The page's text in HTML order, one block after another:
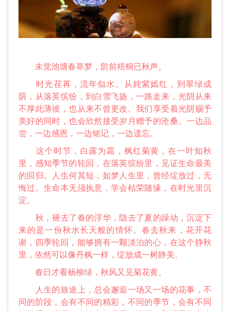
未觉池塘春草梦，阶前梧桐已秋声。
时光荏苒，流年似水。从姹紫嫣红，到翠绿成
荫，从落英缤纷，到白雪飞扬，一路走来，光阴从来
不厚此薄彼，也从来不曾更改。我们享受着光阴赐予
美好的同时，也会欣然接受岁月赠予的沧桑。一边品
尝，一边感恩，一边铭记，一边遗忘。
这个时节，白露为霜，枫红菊黄，在一叶知秋
里，感知季节的轮回，在落英缤纷里，见证生命最美
的回归。人生何其短，如梦人生里，曾经绽放过，无
悔过。生命本无须执意，学会枯荣随缘，在时光里沉
淀。
秋，褪去了春的浮华，隐去了夏的躁动，沉淀下
来的是一份秋水长天般的情怀。春去秋来，花开花
谢，四季轮回，能够拥有一颗淡泊的心，在这个静秋
里，依然可以像丹枫一样，绽放成一树静美。
春日才看杨柳绿，秋风又见菊花黄。
人生的旅途上，总会邂逅一场又一场的花事，不
同的阶段，会有不同的精彩，不同的季节，会有不同